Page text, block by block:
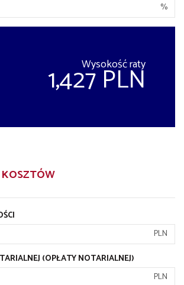
%
Wysokość raty
1,427 PLN
PLN
(OPŁATY NOTARIALNEJ)
PLN